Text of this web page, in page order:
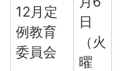
12月定
例教育
委員会
日
（火
曜